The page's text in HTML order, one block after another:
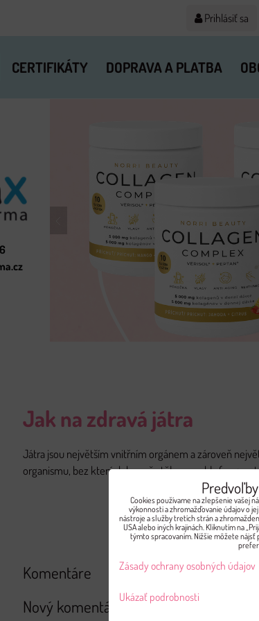
Prihlásiť sa
CERTIFIKÁTY DOPRAVA A PLATBA
Jak na zdravá játra
Játra jsou největším vnitřním orgánem a zároveň
organismu, bez kterých by naše těla nemohla fungovat.
Komentáre
Nový komentár
Cookies používame na zlepšenie vašej
výkonnosti a zhromažďovanie údajov o
nástroje a služby tretích strán a
USA alebo iných krajinách. Kliknutím na
týmto spracovaním. Nižšie môžete
Zásady ochrany osobných údajov
Ukázať podrobnosti